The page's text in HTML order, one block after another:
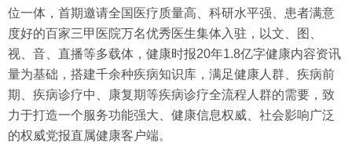
位一体，首期邀请全国医疗质量高、科研水平强、患者满意
度好的百家三甲医院万名优秀医生集体入驻，以文、图、
视、音、直播等多载体，健康时报20年1.8亿字健康内容资讯
量为基础，搭建千余种疾病知识库，满足健康人群、疾病前
期、疾病诊疗中、康复期等疾病诊疗全流程人群的需要，致
力于打造一个服务功能强大、健康信息权威、社会影响广泛
的权威党报直属健康客户端。